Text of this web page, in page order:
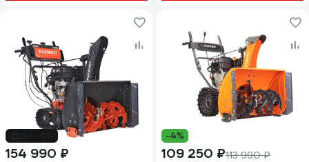
154 990 ₽
-4%
109 250 ₽113 990 ₽